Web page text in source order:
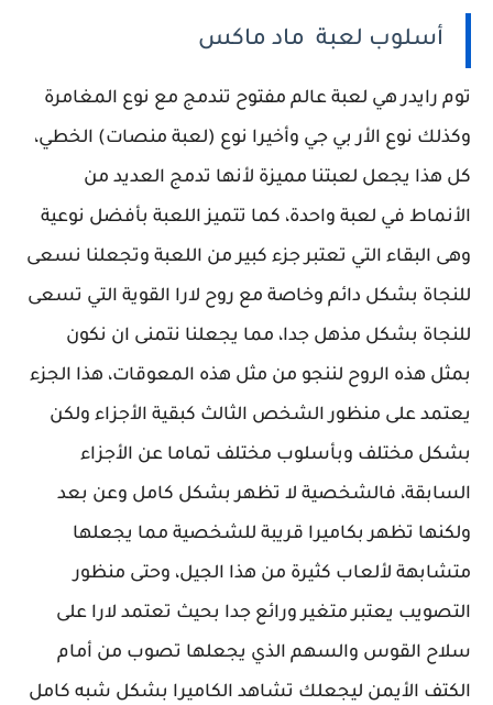
أسلوب لعبة ماد ماكس
توم رايدر هي لعبة عالم مفتوح تندمج مع نوع المغامرة
وكذلك نوع الأر بي جي وأخيرا نوع (لعبة منصات) الخطي،
كل هذا يجعل لعبتنا مميزة لأنها تدمج العديد من
الأنماط في لعبة واحدة، كما تتميز اللعبة بأفضل نوعية
وهى البقاء التي تعتبر جزء كبير من اللعبة وتجعلنا نسعى
للنجاة بشكل دائم وخاصة مع روح لارا القوية التي تسعى
للنجاة بشكل مذهل جدا، مما يجعلنا نتمنى ان نكون
بمثل هذه الروح لننجو من مثل هذه المعوقات، هذا الجزء
يعتمد على منظور الشخص الثالث كبقية الأجزاء ولكن
بشكل مختلف وبأسلوب مختلف تماما عن الأجزاء
السابقة، فالشخصية لا تظهر بشكل كامل وعن بعد
ولكنها تظهر بكاميرا قريبة للشخصية مما يجعلها
متشابهة لألعاب كثيرة من هذا الجيل، وحتى منظور
التصويب يعتبر متغير ورائع جدا بحيث تعتمد لارا على
سلاح القوس والسهم الذي يجعلها تصوب من أمام
الكتف الأيمن ليجعلك تشاهد الكاميرا بشكل شبه كامل